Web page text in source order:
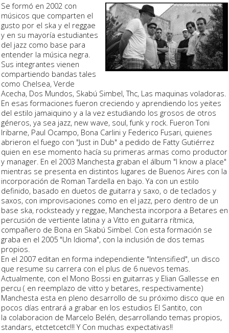
Se formó en 2002 con
músicos que comparten el
gusto por el ska y el reggae
y en su mayoría estudiantes
del jazz como base para
entender la música negra.
Sus integrantes vienen
compartiendo bandas tales
como Chelsea, Verde
Acecha, Dos Mundos, Skabú Simbel, Thc, Las maquinas voladoras.
En esas formaciones fueron creciendo y aprendiendo los yeites
del estilo jamaiquino y a la vez estudiando los grosos de otros
géneros, ya sea jazz, new wave, soul, funk y rock. Fueron Toni
Iribarne, Paul Ocampo, Bona Carlini y Federico Fusari, quienes
abrieron elfuego con "Just in Dub" a pedido de Fatty Gutiérrez
quien en ese momento hacía su primeras armas como productor
y manager. En el 2003 Manchesta graban el álbum "I know a place"
mientras se presenta en distintos lugares de Buenos Aires con la
incorporación de Roman Tardella en bajo. Ya con un estilo
definido, basado en duetos de guitarra y saxo, o de teclados y
saxos, con improvisaciones como en el jazz, pero dentro de un
base ska, rocksteady y reggae, Manchesta incorpora a Betares en
percusión de vertiente latina y a Vitto en guitarra rítmica,
compañero de Bona en Skabú Simbel. Con esta formación se
graba en el 2005 "Un Idioma", con la inclusión de dos temas
propios.
En el 2007 editan en forma independiente "Intensified", un disco
que resume su carrera con el plus de 6 nuevos temas.
Actualmente, con el Mono Bossi en guitarras y Elian Gallesse en
percu ( en reemplazo de vitto y betares, respectivamente)
Manchesta esta en pleno desarrollo de su próximo disco que en
pocos días entrará a grabar en los estudios El Santito, con
la colaboracion de Marcelo Belén, desarrollando temas propios,
standars, etctetcetc!!! Y Con muchas expectativas!!